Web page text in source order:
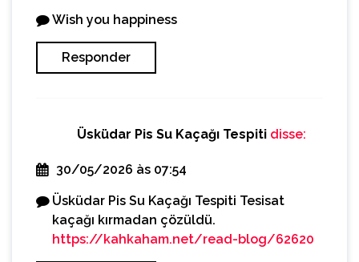
Wish you happiness
Responder
Üsküdar Pis Su Kaçağı Tespiti disse:
30/05/2026 às 07:54
Üsküdar Pis Su Kaçağı Tespiti Tesisat
kaçağı kırmadan çözüldü.
https://kahkaham.net/read-blog/62620